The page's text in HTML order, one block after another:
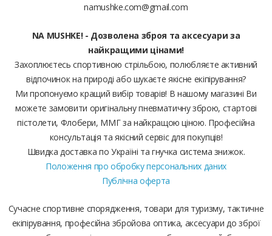
namushke.com@gmail.com
NA MUSHKE! - Дозволена зброя та аксесуари за
найкращими цінами!
Захоплюєтесь спортивною стрільбою, полюбляєте активний
відпочинок на природі або шукаєте якісне екіпірування?
Ми пропонуємо кращий вибір товарів! В нашому магазині Ви
можете замовити оригінальну пневматичну зброю, стартові
пістолети, Флобери, ММГ за найкращою ціною. Професійна
консультація та якісний сервіс для покупців!
Швидка доставка по Україні та гнучка система знижок.
Положення про обробку персональних даних
Публічна оферта
Сучасне спортивне спорядження, товари для туризму, тактичне
екіпірування, професійна збройова оптика, аксесуари до зброї